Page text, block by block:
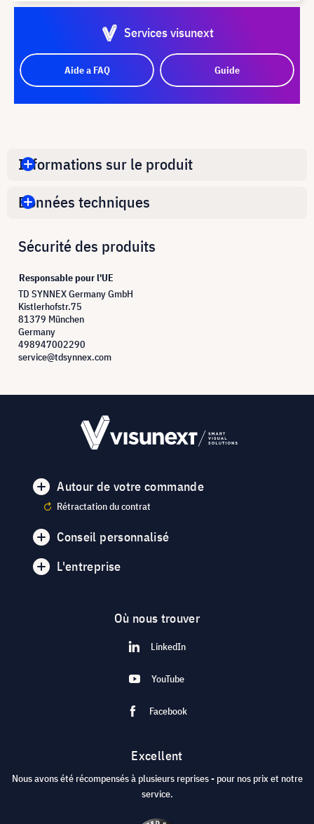
Services visunext
Aide a FAQ Guide
Informations sur le produit
Données techniques
Sécurité des produits
Responsable pour l'UE
TD SYNNEX Germany GmbH
Kistlerhofstr.75
81379 München
Germany
498947002290
service@tdsynnex.com
Autour de votre commande
Rétractation du contrat
Conseil personnalisé
L'entreprise
Où nous trouver
LinkedIn
YouTube
Facebook
Excellent
Nous avons été récompensés à plusieurs reprises - pour nos prix et notre
service.